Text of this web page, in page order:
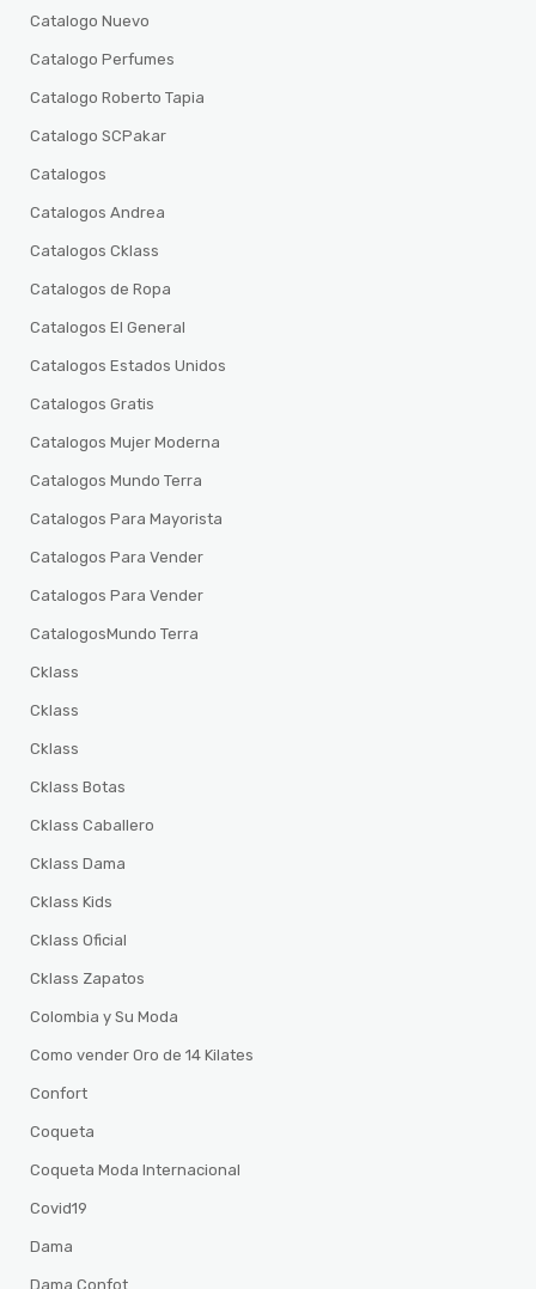
Catalogo Nuevo
Catalogo Perfumes
Catalogo Roberto Tapia
Catalogo SCPakar
Catalogos
Catalogos Andrea
Catalogos Cklass
Catalogos de Ropa
Catalogos El General
Catalogos Estados Unidos
Catalogos Gratis
Catalogos Mujer Moderna
Catalogos Mundo Terra
Catalogos Para Mayorista
Catalogos Para Vender
Catalogos Para Vender
CatalogosMundo Terra
Cklass
Cklass
Cklass
Cklass Botas
Cklass Caballero
Cklass Dama
Cklass Kids
Cklass Oficial
Cklass Zapatos
Colombia y Su Moda
Como vender Oro de 14 Kilates
Confort
Coqueta
Coqueta Moda Internacional
Covid19
Dama
Dama Confot